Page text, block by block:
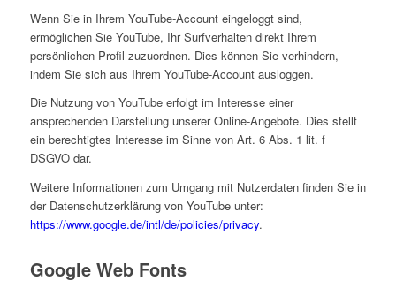
Wenn Sie in Ihrem YouTube-Account eingeloggt sind,
ermöglichen Sie YouTube, Ihr Surfverhalten direkt Ihrem
persönlichen Profil zuzuordnen. Dies können Sie verhindern,
indem Sie sich aus Ihrem YouTube-Account ausloggen.
Die Nutzung von YouTube erfolgt im Interesse einer
ansprechenden Darstellung unserer Online-Angebote. Dies stellt
ein berechtigtes Interesse im Sinne von Art. 6 Abs. 1 lit. f
DSGVO dar.
Weitere Informationen zum Umgang mit Nutzerdaten finden Sie in
der Datenschutzerklärung von YouTube unter:
https://www.google.de/intl/de/policies/privacy.
Google Web Fonts